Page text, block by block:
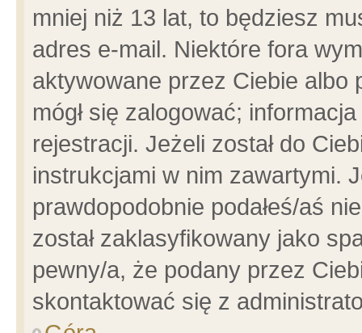
mniej niż 13 lat, to będziesz
adres e-mail. Niektóre fora
aktywowane przez Ciebie albo
mógł się zalogować;
rejestracji. Jeżeli został do
instrukcjami w nim zawartymi.
prawdopodobnie podałeś/aś
został zaklasyfikowany jako
pewny/a, że podany przez
skontaktować się z